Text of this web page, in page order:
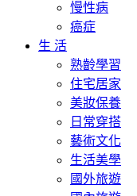
慢性病
癌症
生 活
熟齡學習
住宅居家
美妝保養
日常穿搭
藝術文化
生活美學
國外旅遊